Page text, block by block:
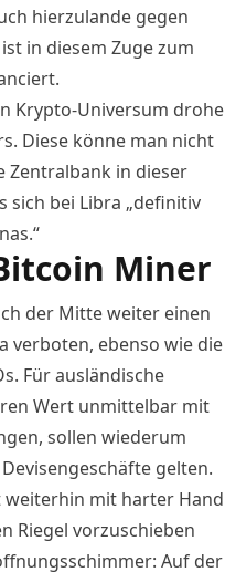
hierzulande gegen
in diesem Zuge zum
Krypto-Universum drohe
. Diese könne man nicht
Zentralbank in dieser
sich bei Libra „definitiv
Miner
der Mitte weiter einen
verboten, ebenso wie die
Für ausländische
Wert unmittelbar mit
sollen wiederum
gelten.
weiterhin mit harter Hand
Riegel vorzuschieben
Auf der